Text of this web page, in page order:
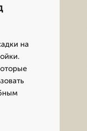
на